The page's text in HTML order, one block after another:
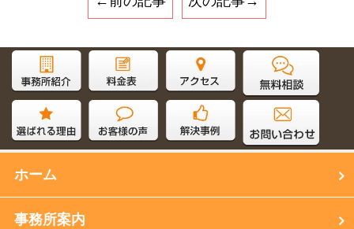
サイト内検索
ホーム
事務所案内